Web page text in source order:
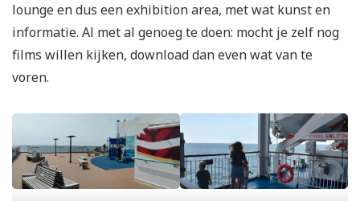
lounge en dus een exhibition area, met wat kunst en
informatie. Al met al genoeg te doen: mocht je zelf nog
films willen kijken, download dan even wat van te
voren.